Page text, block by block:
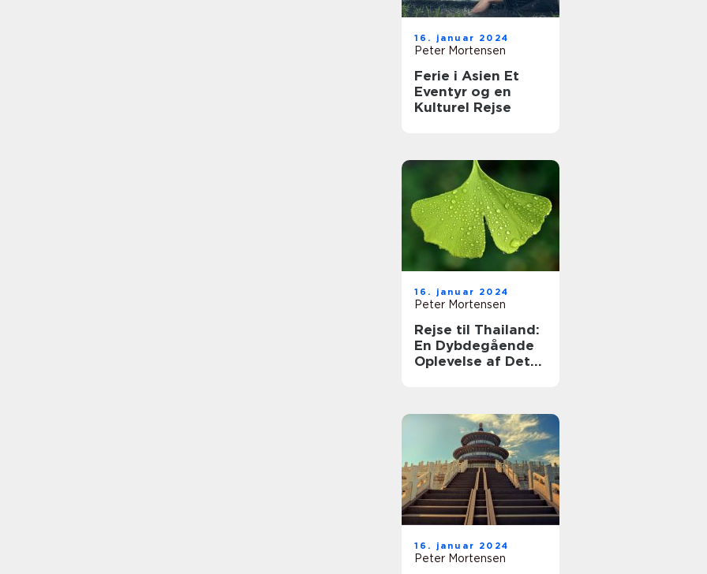
16. januar 2024
Peter Mortensen
Ferie i Asien Et
Eventyr og en
Kulturel Rejse
16. januar 2024
Peter Mortensen
Rejse til Thailand:
En Dybdegående
Oplevelse af Det
16. januar 2024
Peter Mortensen